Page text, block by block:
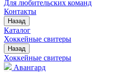
Для любительских команд
Контакты
Назад
Каталог
Хоккейные свитеры
Назад
Хоккейные свитеры
Авангард